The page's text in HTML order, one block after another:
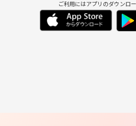
ご利用にはアプリのダウンロ